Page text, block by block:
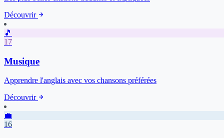
Découvrir
🎵
17
Musique
Apprendre l'anglais avec vos chansons préférées
Découvrir
💼
16